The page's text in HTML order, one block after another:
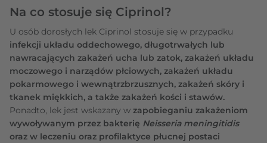
Na co stosuje się Ciprinol?
U osób dorosłych lek Ciprinol stosuje się w przypadku
infekcji układu oddechowego, długotrwałych lub
nawracających zakażeń ucha lub zatok, zakażeń układu
moczowego i narządów płciowych, zakażeń układu
pokarmowego i wewnątrzbrzusznych, zakażeń skóry i
tkanek miękkich, a także zakażeń kości i stawów.
Ponadto, lek jest wskazany w zapobieganiu zakażeniom
wywoływanym przez bakterię Neisseria meningitidis
oraz w leczeniu oraz profilaktyce płucnej postaci